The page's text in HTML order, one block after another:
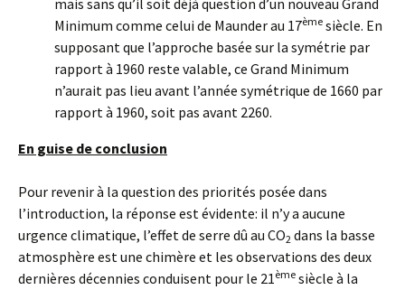
mais sans qu’il soit déjà question d’un nouveau Grand
Minimum comme celui de Maunder au 17ème siècle. En
supposant que l’approche basée sur la symétrie par
rapport à 1960 reste valable, ce Grand Minimum
n’aurait pas lieu avant l’année symétrique de 1660 par
rapport à 1960, soit pas avant 2260.
En guise de conclusion
Pour revenir à la question des priorités posée dans
l’introduction, la réponse est évidente: il n’y a aucune
urgence climatique, l’effet de serre dû au CO2 dans la basse
atmosphère est une chimère et les observations des deux
dernières décennies conduisent pour le 21ème siècle à la